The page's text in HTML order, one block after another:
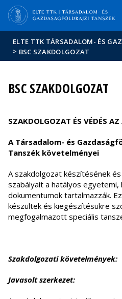
Hírek
ELTE
ELTE TTK TÁRSADALOM- ÉS
> BSC SZAKDOLGOZAT
BSC SZAKDOLGOZAT
SZAKDOLGOZAT ÉS VÉDÉS
A Társadalom- és
Tanszék követelményei
A szakdolgozat készítésének
szabályait a hatályos egyetemi,
dokumentumok tartalmazzák.
készültek és kiegészítésükre
megfogalmazott speciális
Szakdolgozati követelmények:
Javasolt szerkezet: